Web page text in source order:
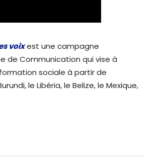
voixest une campagne
de Communication qui vise à
sociale à partir de
le Libéria, le Belize, le Mexique,